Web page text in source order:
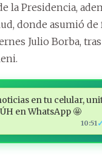
la Presidencia,
donde asumió
Julio Borba,
en tu celular,
en WhatsApp 🤩
10:51